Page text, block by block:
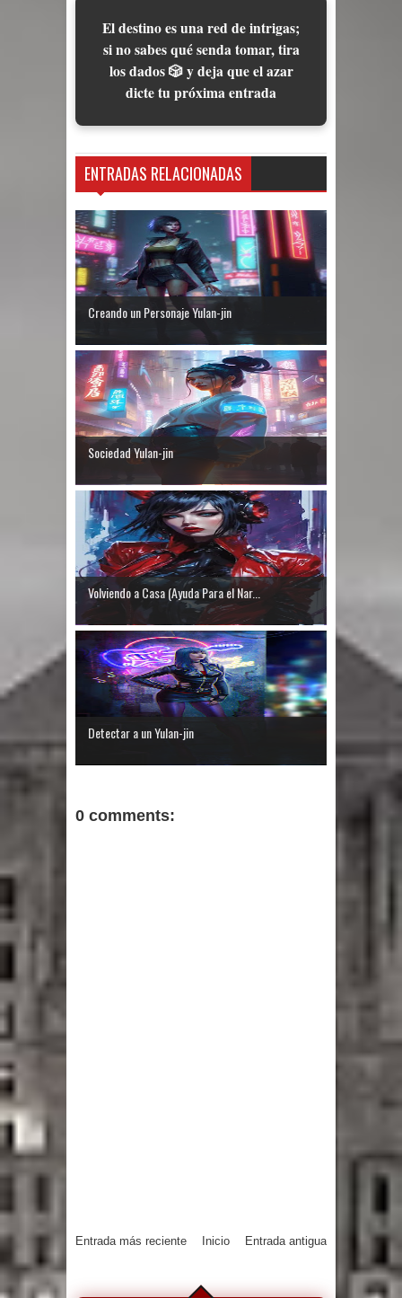
El destino es una red de intrigas;
si no sabes qué senda tomar, tira
los dados 🎲 y deja que el azar
dicte tu próxima entrada
ENTRADAS RELACIONADAS
Creando un Personaje Yulan-jin
Sociedad Yulan-jin
Volviendo a Casa (Ayuda Para el Nar...
Detectar a un Yulan-jin
0 comments:
Entrada más reciente Entrada antigua
Inicio